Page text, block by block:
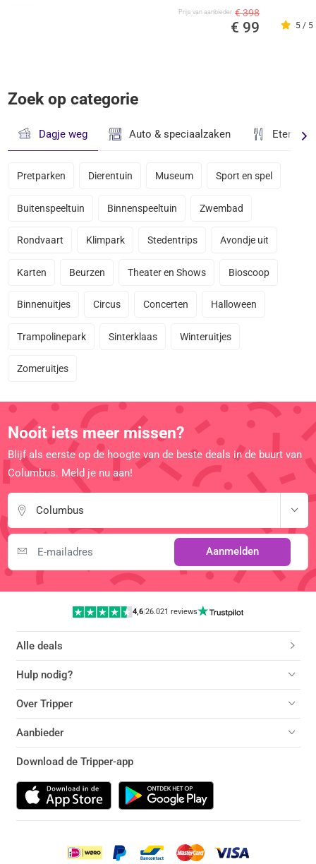
Prijs van aanbieder € 398
€ 99 5 / 5
Zoek op categorie
Dagje weg Auto & speciaalzaken Eten &
Pretparken Dierentuin Museum Sport en spel
Buitenspeeltuin Binnenspeeltuin Zwembad
Rondvaart Klimpark Stedentrips Avondje uit
Karten Beurzen Theater en Shows Bioscoop
Binnenuitjes Circus Concerten Halloween
Trampolinepark Sinterklaas Winteruitjes
Zomeruitjes
Nooit iets meer missen?
Blijf als eerste op de hoogte van de beste deals in de buurt van
Columbus. Meld je nu aan!
Columbus
Aanmelden
4,6 |26.021 reviews
Alle deals
Hulp nodig?
Over Tripper
Aanbieder
Download de Tripper-app